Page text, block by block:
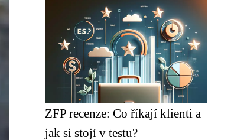
ZFP recenze: Co říkají klienti a
jak si stojí v testu?